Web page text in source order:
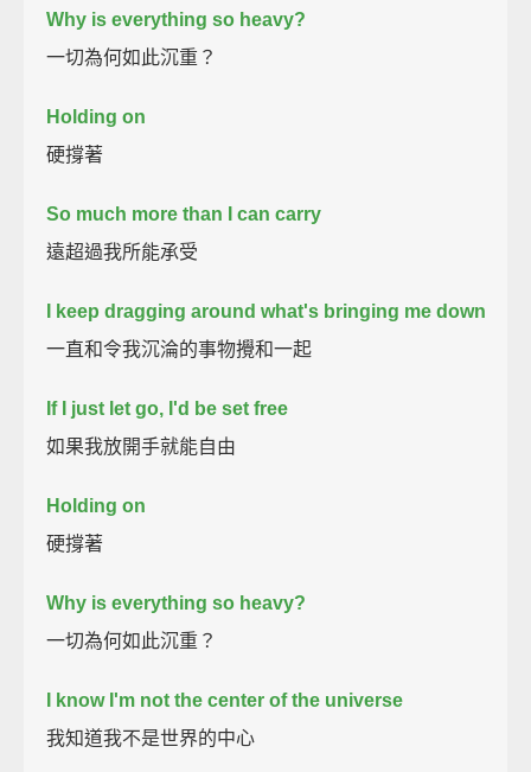
Why is everything so heavy?
一切為何如此沉重？
Holding on
硬撐著
So much more than I can carry
遠超過我所能承受
I keep dragging around what's bringing me down
一直和令我沉淪的事物攪和一起
If I just let go, I'd be set free
如果我放開手就能自由
Holding on
硬撐著
Why is everything so heavy?
一切為何如此沉重？
I know I'm not the center of the universe
我知道我不是世界的中心